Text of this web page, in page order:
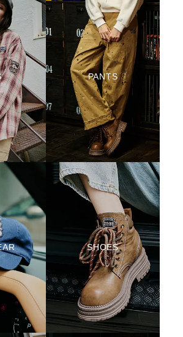
PANTS
SHOES